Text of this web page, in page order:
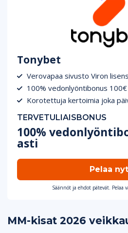
Tonybet
Verovapaa sivusto Viron
100% vedonlyöntibonus
Korotettuja kertoimia joka
TERVETULIAISBONUS
100%
asti
Pelaa nyt
Säännöt ja ehdot pätevät. Pelaa
MM-kisat 2026